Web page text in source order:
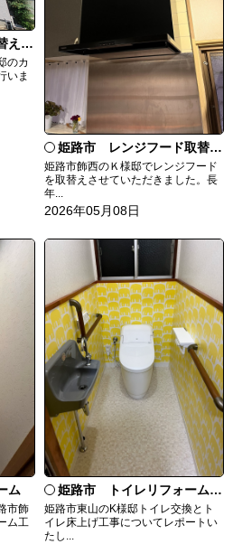
事
のカ
いま
姫路市 レンジフード取替工事
姫路市飾西のＫ様邸でレンジフード
を取替えさせていただきました。長
年...
2026年05月08日
ム
市飾
ム工
姫路市 トイレリフォーム工事
姫路市東山のK様邸トイレ交換とト
イレ床上げ工事についてレポートい
たし...